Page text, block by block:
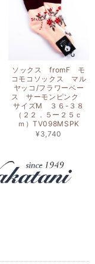
ソックス fromF モ
コモコソックス マル
ヤッコ/フラワーベー
ス サーモンピンク
サイズM ３６-３８
（２２．５ー２５ｃ
ｍ）TV098MSPK
¥3,740